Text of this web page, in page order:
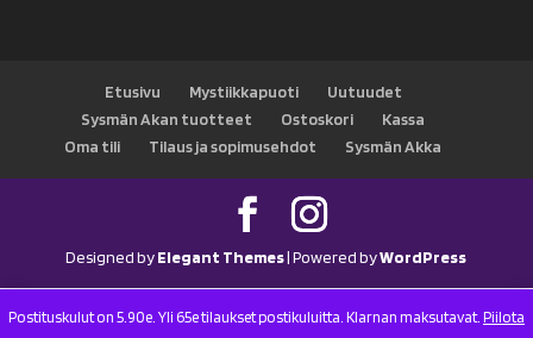
Postituskulut on 5.90e. Yli 65e tilaukset postikuluitta. Klarnan maksutavat. Piilota
Etusivu Mystiikkapuoti
Uutuudet
Sysmän Akan tuotteet
Ostoskori
Kassa
Oma tili
Tilaus ja sopimusehdot Sysmän Akka
Designed byElegant Themes| Powered byWordPress